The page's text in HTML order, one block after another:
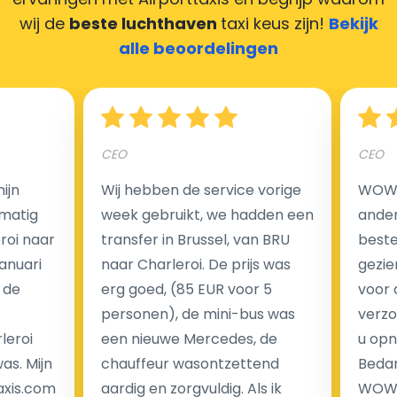
zorgen ervoor dat uw chauffeur deze krijgt.
Hoeveel kost een luchthaven taxi transfer?
Een van de meest aantrekkelijke voordelen van
luchthaventaxi's is een vast tarief voor uw rit. In
tegenstelling tot traditionele taxi's met taxameter
brengen wij u geen extra kosten in rekening voor de
nachtrit.
We hebben geen ophaaltarief of extra kosten voor
wachttijd als uw vlucht vertraging heeft.
Kijk op onze website voor meer informatie over uw
wij de beste luchthaven taxi keus zijn! Bekijk
alle beoordelingen
naar
Mijn
CEO
Wij hebben de service vorige
week gebruikt, we hadden een
transfer in Brussel, van BRU
naar Charleroi. De prijs was
erg goed, (85 EUR voor 5
personen), de mini-bus was
een nieuwe Mercedes, de
chauffeur wasontzettend
aardig en zorgvuldig. Als ik
CEO
voor
u